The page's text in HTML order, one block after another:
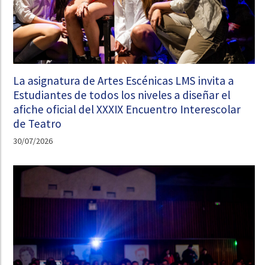
La asignatura de Artes Escénicas LMS invita a
Estudiantes de todos los niveles a diseñar el
afiche oficial del XXXIX Encuentro Interescolar
de Teatro
30/07/2026